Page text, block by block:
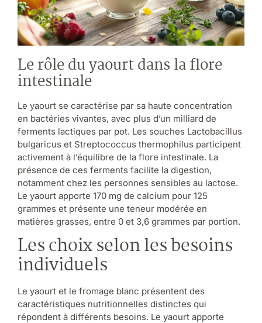
Le rôle du yaourt dans la flore
intestinale
Le yaourt se caractérise par sa haute concentration
en bactéries vivantes, avec plus d’un milliard de
ferments lactiques par pot. Les souches Lactobacillus
bulgaricus et Streptococcus thermophilus participent
activement à l’équilibre de la flore intestinale. La
présence de ces ferments facilite la digestion,
notamment chez les personnes sensibles au lactose.
Le yaourt apporte 170 mg de calcium pour 125
grammes et présente une teneur modérée en
matières grasses, entre 0 et 3,6 grammes par portion.
Les choix selon les besoins
individuels
Le yaourt et le fromage blanc présentent des
caractéristiques nutritionnelles distinctes qui
répondent à différents besoins. Le yaourt apporte